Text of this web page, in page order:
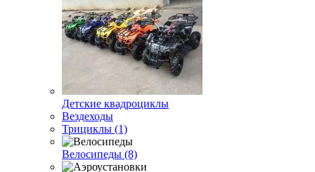
Детские квадроциклы
Вездеходы
Трициклы (1)
Велосипеды (8)